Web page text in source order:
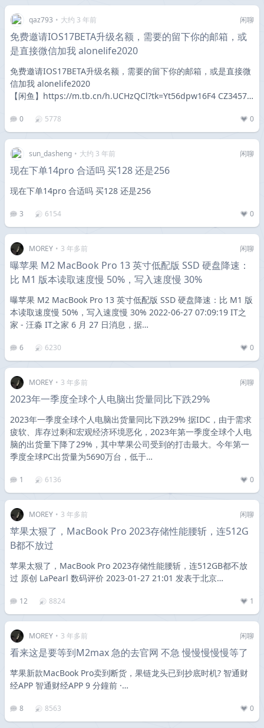
qaz793 • 大约 3 年前 闲聊
免费邀请IOS17BETA升级名额，需要的留下你的邮箱，或
是直接微信加我 alonelife2020
免费邀请IOS17BETA升级名额，需要的留下你的邮箱，或是直接微
信加我 alonelife2020
【闲鱼】https://m.tb.cn/h.UCHzQCl?tk=Yt56dpw16F4 CZ3457…
0 5778 0
sun_dasheng • 大约 3 年前 闲聊
现在下单14pro 合适吗 买128 还是256
现在下单14pro 合适吗 买128 还是256
3 6154 0
MOREY • 3 年多前 闲聊
曝苹果 M2 MacBook Pro 13 英寸低配版 SSD 硬盘降速：
比 M1 版本读取速度慢 50%，写入速度慢 30%
曝苹果 M2 MacBook Pro 13 英寸低配版 SSD 硬盘降速：比 M1 版
本读取速度慢 50%，写入速度慢 30% 2022-06-27 07:09:19 IT之
家 - 汪淼 IT之家 6 月 27 日消息，据…
6 6230 0
MOREY • 3 年多前 闲聊
2023年一季度全球个人电脑出货量同比下跌29%
2023年一季度全球个人电脑出货量同比下跌29% 据IDC，由于需求
疲软、库存过剩和宏观经济环境恶化，2023年第一季度全球个人电
脑的出货量下降了29%，其中苹果公司受到的打击最大。今年第一
季度全球PC出货量为5690万台，低于…
1 6136 0
MOREY • 3 年多前 闲聊
苹果太狠了，MacBook Pro 2023存储性能腰斩，连512G
B都不放过
苹果太狠了，MacBook Pro 2023存储性能腰斩，连512GB都不放
过 原创 LaPearl 数码评价 2023-01-27 21:01 发表于北京…
12 8824 1
MOREY • 3 年多前 闲聊
看来这是要等到M2max 急的去官网 不急 慢慢慢慢慢等了
苹果新款MacBook Pro卖到断货，果链龙头已到抄底时机? 智通财
经APP 智通财经APP 9 分鐘前 ·…
8 8563 0